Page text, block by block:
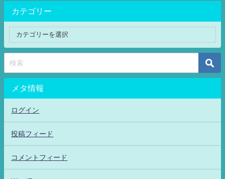
カテゴリー
メタ情報
ログイン
投稿フィード
コメントフィード